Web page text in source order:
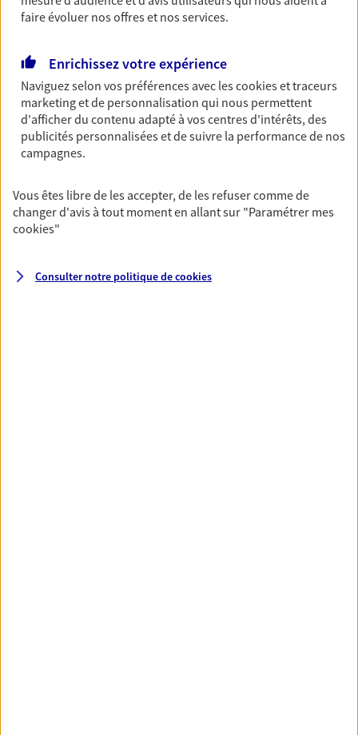
simplement, selon votre profil.
Retraite
Préparez sereinement ce nouveau chapitre de
votre vie avec les conseils d'un expert. Découvrez
notre solution PER (Plan Epargne Retraite)
spécialement conçue pour la retraite.
Découvrir l'offre Retraite
Pour un avenir serein, assurez-vous avec notre
contrat prévoyance. Préservez vos proches en cas
faire évoluer nos offres et nos services.
Enrichissez votre expérience
Naviguez selon vos préférences avec lescookies et traceurs
marketing et de personnalisation qui nous permettent
d'afficher du contenu adapté à vos centres d'intérêts, des
publicités personnalisées et de suivre la performance de nos
campagnes.
Vous êtes libre de les accepter, de les refuser comme de
changer d'avis à tout moment en allant sur "Paramétrer mes
cookies"
Consulter notre politique decookies